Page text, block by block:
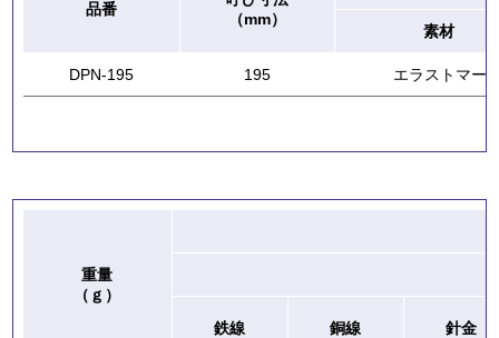
品番
（mm）
素材
DPN-195 195 エラストマー
重量
（ｇ）
鉄線
銅線 針金